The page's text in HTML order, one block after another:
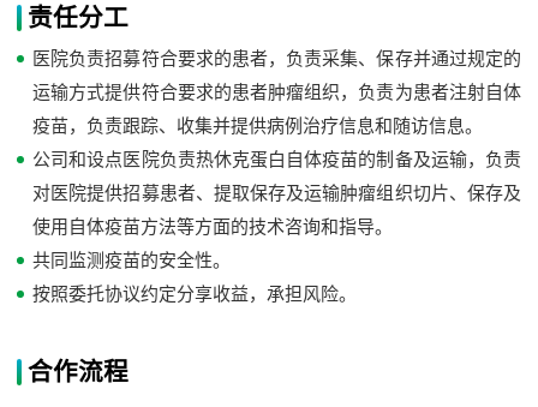
责任分工
医院负责招募符合要求的患者，负责采集、保存并通过规定的
运输方式提供符合要求的患者肿瘤组织，负责为患者注射自体
疫苗，负责跟踪、收集并提供病例治疗信息和随访信息。
公司和设点医院负责热休克蛋白自体疫苗的制备及运输，负责
对医院提供招募患者、提取保存及运输肿瘤组织切片、保存及
使用自体疫苗方法等方面的技术咨询和指导。
共同监测疫苗的安全性。
按照委托协议约定分享收益，承担风险。
合作流程